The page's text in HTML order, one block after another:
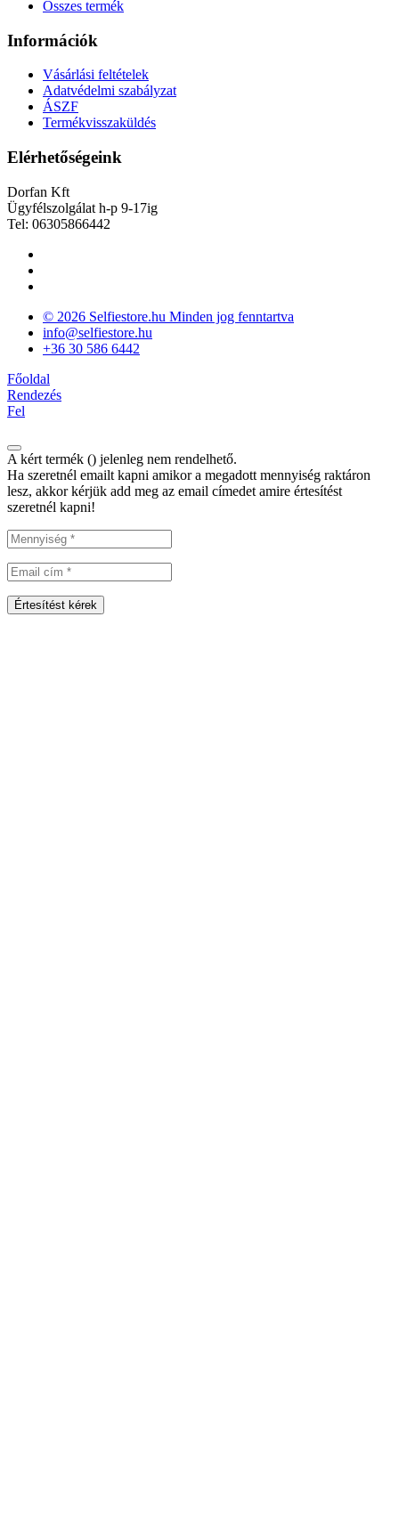
Összes termék
Információk
Vásárlási feltételek
Adatvédelmi szabályzat
ÁSZF
Termékvisszaküldés
Elérhetőségeink
Dorfan Kft
Ügyfélszolgálat h-p 9-17ig
Tel: 06305866442
© 2026 Selfiestore.hu Minden jog fenntartva
info@selfiestore.hu
+36 30 586 6442
Főoldal
Rendezés
Fel
A kért termék () jelenleg nem rendelhető.
Ha szeretnél emailt kapni amikor a megadott mennyiség raktáron
lesz, akkor kérjük add meg az email címedet amire értesítést
szeretnél kapni!